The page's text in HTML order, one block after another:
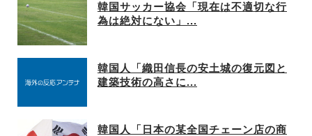
韓国サッカー協会「現在は不適切な行
為は絶対にない」...
韓国人「織田信長の安土城の復元図と
建築技術の高さに...
韓国人「日本の某全国チェーン店の商